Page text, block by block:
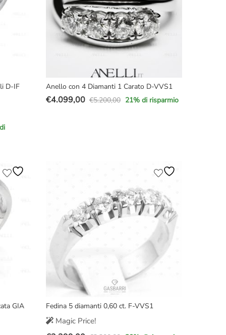
D-IF
Anello con 4 Diamanti 1 Carato D-VVS1
€5.200,00
Il
€4.099,00
Il
21% di risparmio
GIA
Fedina 5 diamanti 0,60 ct. F-VVS1
Magic Price!